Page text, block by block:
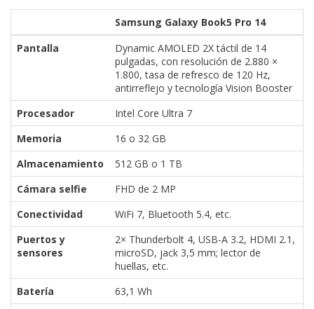
Samsung Galaxy Book5 Pro 14
Pantalla
Dynamic AMOLED 2X táctil de 14
pulgadas, con resolución de 2.880 ×
1.800, tasa de refresco de 120 Hz,
antirreflejo y tecnología Vision Booster
Procesador
Intel Core Ultra 7
Memoria
16 o 32 GB
Almacenamiento
512 GB o 1 TB
Cámara selfie
FHD de 2 MP
Conectividad
WiFi 7, Bluetooth 5.4, etc.
Puertos y
sensores
2× Thunderbolt 4, USB-A 3.2, HDMI 2.1,
microSD, jack 3,5 mm; lector de
huellas, etc.
Batería
63,1 Wh